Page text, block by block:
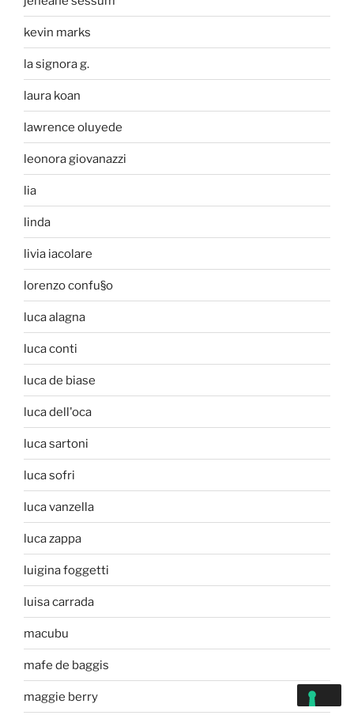
kevin marks
la signora g.
laura koan
lawrence oluyede
leonora giovanazzi
lia
linda
livia iacolare
lorenzo confu§o
luca alagna
luca conti
luca de biase
luca dell'oca
luca sartoni
luca sofri
luca vanzella
luca zappa
luigina foggetti
luisa carrada
macubu
mafe de baggis
maggie berry